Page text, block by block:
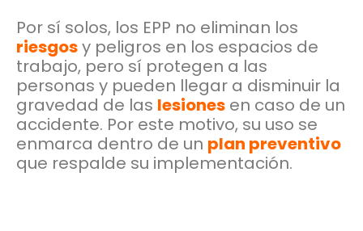
Por sí solos, los EPP no eliminan los
riesgosy peligros en los espacios de
trabajo, pero sí protegen a las
personas y pueden llegar a disminuir la
gravedad de las lesiones en caso de un
accidente. Por este motivo, su uso se
enmarca dentro de un plan preventivo
que respalde su implementación.